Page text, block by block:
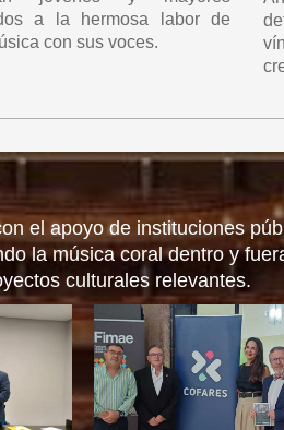
a la hermosa labor de
con sus voces.
el apoyo de instituciones
la música coral dentro y
culturales relevantes.